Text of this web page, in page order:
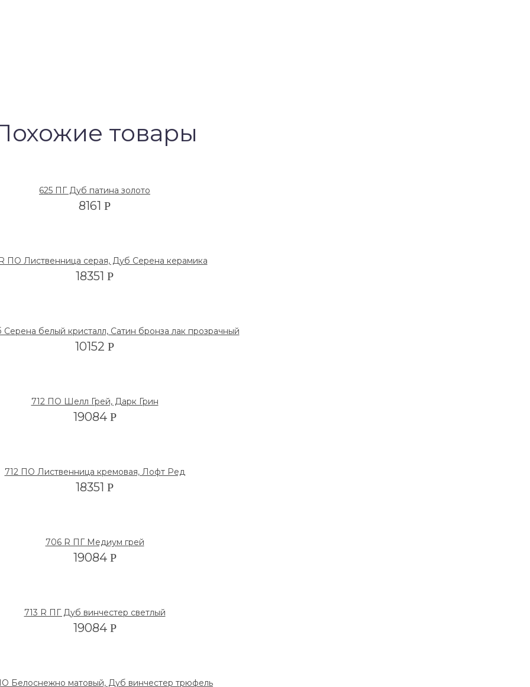
товары
625 ПГ Дуб патина золото
8161 Р
ПО Лиственница серая, Дуб Серена керамика
18351 Р
белый кристалл, Сатин бронза лак прозрачный
10152 Р
712 ПО Шелл Грей, Дарк Грин
19084 Р
712 ПО Лиственница кремовая, Лофт Ред
18351 Р
706 R ПГ Медиум грей
19084 Р
713 R ПГ Дуб винчестер светлый
19084 Р
Белоснежно матовый, Дуб винчестер трюфель